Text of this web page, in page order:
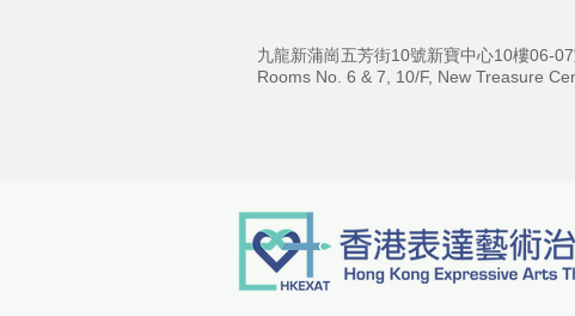
九龍新蒲崗五芳街10號新寶中心10樓06-
Rooms No. 6 & 7, 10/F, New Treasure